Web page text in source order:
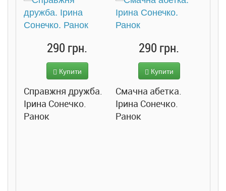
290 грн.
Купити
Справжня дружба.
Ірина Сонечко.
Ранок
290 грн.
Купити
Смачна абетка.
Ірина Сонечко.
Ранок